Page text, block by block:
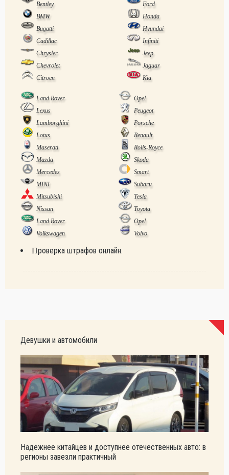
Bentley
Ford
BMW
Honda
Bugatti
Hyundai
Cadillac
Infiniti
Chrysler
Jeep
Chevrolet
Jaguar
Citroen
Kia
Land Rover
Opel
Lexus
Peugeot
Lamborghini
Porsche
Lotus
Renault
Maserati
Rolls-Royce
Mazda
Skoda
Mercedes
Smart
MINI
Subaru
Mitsubishi
Tesla
Nissan
Toyota
Land Rover
Opel
Volkswagen
Volvo
Проверка штрафов онлайн.
Девушки и автомобили
Надежнее китайцев и доступнее отечественных авто: в
регионы завезли практичный